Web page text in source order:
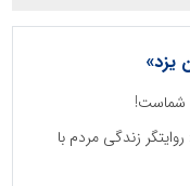
یزد»
شماست!
زندگی مردم با